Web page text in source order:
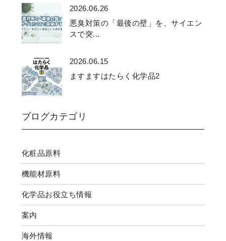
2026.06.26
悪臭対策の「最後の壁」を、サイエン
スで突...
2026.06.15
ますますはたらく化学品2
ブログカテゴリ
化粧品原料
機能材原料
化学品お役立ち情報
案内
海外情報